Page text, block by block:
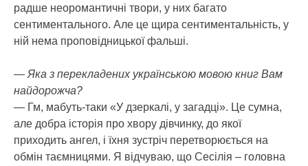
радше неоромантичні твори, у них багато
сентиментального. Але це щира сентиментальність, у
ній нема проповідницької фальші.
— Яка з перекладених українською мовою книг Вам
найдорожча?
— Гм, мабуть-таки «У дзеркалі, у загадці». Це сумна,
але добра історія про хвору дівчинку, до якої
приходить ангел, і їхня зустріч перетворюється на
обмін таємницями. Я відчуваю, що Сесілія – головна